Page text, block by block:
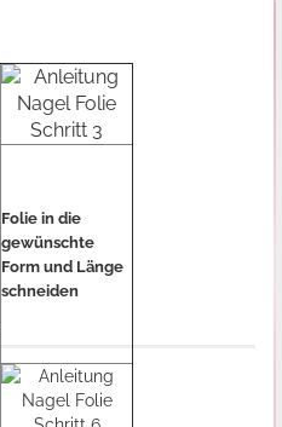
Folie in die
gewünschte
Form und Länge
schneiden